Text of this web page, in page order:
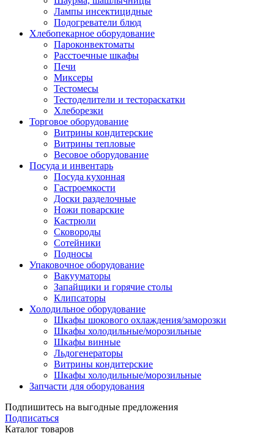
Лампы инсектицидные
Подогреватели блюд
Хлебопекарное оборудование
Пароконвектоматы
Расстоечные шкафы
Печи
Миксеры
Тестомесы
Тестоделители и тестораскатки
Хлеборезки
Торговое оборудование
Витрины кондитерские
Витрины тепловые
Весовое оборудование
Посуда и инвентарь
Посуда кухонная
Гастроемкости
Доски разделочные
Ножи поварские
Кастрюли
Сковороды
Сотейники
Подносы
Упаковочное оборудование
Вакууматоры
Запайщики и горячие столы
Клипсаторы
Холодильное оборудование
Шкафы шокового охлаждения/заморозки
Шкафы холодильные/морозильные
Шкафы винные
Льдогенераторы
Витрины кондитерские
Шкафы холодильные/морозильные
Запчасти для оборудования
Подпишитесь на выгодные предложения
Подписаться
Каталог товаров